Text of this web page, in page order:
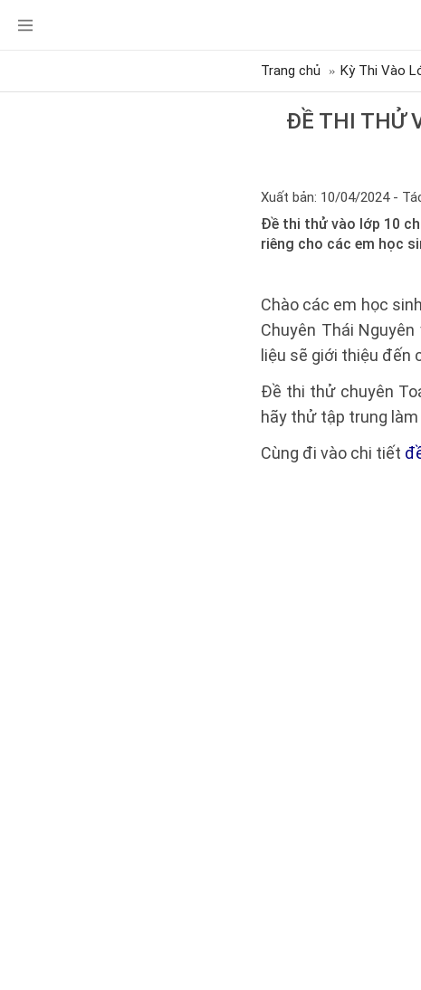
Trang chủ Kỳ Thi Vào
ĐỀ THI THỬ
Xuất bản: 10/04/2024 -
Đề thi thử vào lớp 10
riêng cho các em học
Chào các em học
Chuyên Thái
liệu sẽ giới thiệu đến
Đề thi thử chuyên
hãy thử tập trung
Cùng đi vào chi tiết